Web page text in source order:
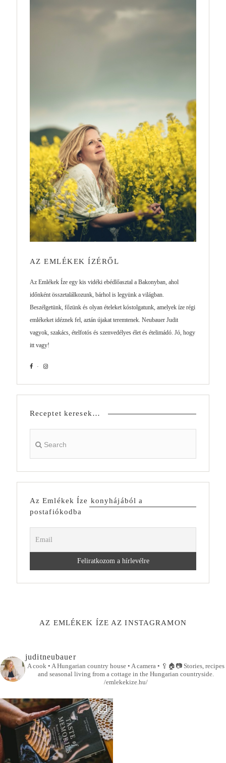
AZ EMLÉKEK ÍZÉRŐL
Az Emlékek Íze egy kis vidéki ebédlőasztal a Bakonyban, ahol
időnként összetalálkozunk, bárhol is legyünk a világban.
Beszélgetünk, főzünk és olyan ételeket kóstolgatunk, amelyek íze régi
emlékeket idéznek fel, aztán újakat teremtenek. Neubauer Judit
vagyok, szakács, ételfotós és szenvedélyes élet és ételimádó. Jó, hogy
itt vagy!
Receptet keresek…
Az Emlékek Íze konyhájából a
postafiókodba
AZ EMLÉKEK ÍZE AZ INSTAGRAMON
juditneubauer
A cook • A Hungarian country house • A camera • 🥄🏠📷Stories, recipes
and seasonal living from a cottage in the Hungarian countryside.
/emlekekize.hu/